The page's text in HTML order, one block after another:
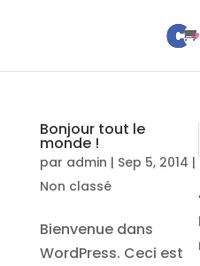
Bonjour tout le
monde !
par admin | Sep 5, 2014 |
Non classé
Bienvenue dans
WordPress. Ceci est